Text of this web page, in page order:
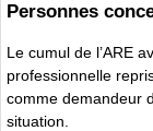
Personnes
Le cumul de l’ARE
professionnelle
comme demandeur
situation.